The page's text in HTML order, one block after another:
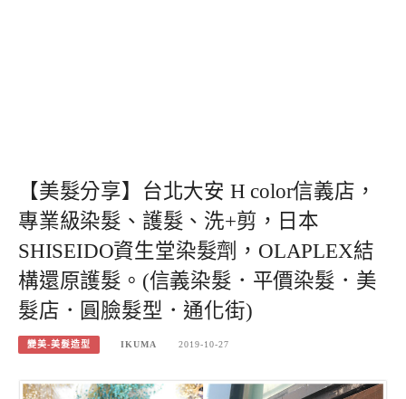
【美髮分享】台北大安 H color信義店，
專業級染髮、護髮、洗+剪，日本
SHISEIDO資生堂染髮劑，OLAPLEX結
構還原護髮。(信義染髮．平價染髮．美
髮店．圓臉髮型．通化街)
變美-美髮造型 IKUMA 2019-10-27